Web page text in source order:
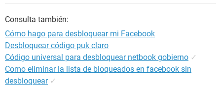
Consulta también:
Cómo hago para desbloquear mi Facebook
Desbloquear código puk claro
Código universal para desbloquear netbook gobierno ✓
Como eliminar la lista de bloqueados en facebook sin
desbloquear ✓